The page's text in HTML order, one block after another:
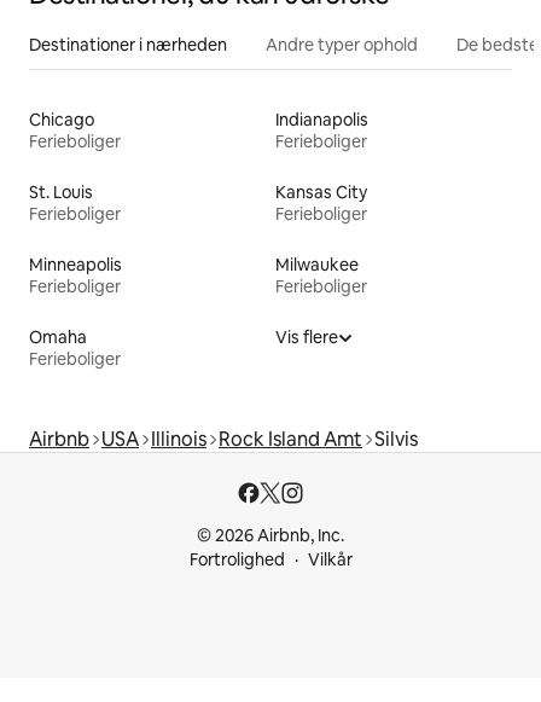
Destinationer i nærheden Andre typer ophold De
Chicago
Ferieboliger
Indianapolis
Ferieboliger
St. Louis
Ferieboliger
Kansas City
Ferieboliger
Minneapolis
Ferieboliger
Milwaukee
Ferieboliger
Omaha
Ferieboliger
Vis flere
Airbnb USA Illinois Rock Island Amt Silvis
© 2026 Airbnb, Inc.
Fortrolighed
Vilkår